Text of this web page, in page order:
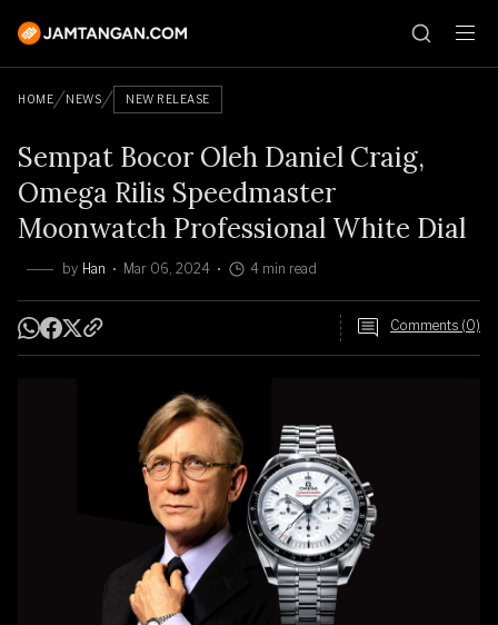
HOME NEWS NEW RELEASE
Sempat Bocor Oleh Daniel Craig,
Omega Rilis Speedmaster
Moonwatch Professional White Dial
by Han Mar 06, 2024 4 min read
Comments (0)